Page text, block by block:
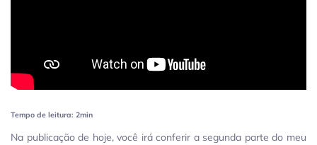
Tempo de leitura: 2min
Na publicação de hoje, você irá conferir a segunda parte do meu